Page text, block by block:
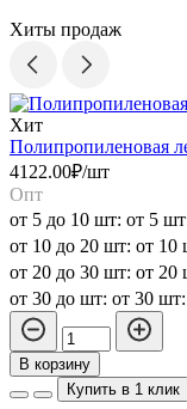
Хиты продаж
Хит
Полипропиленовая
4122.00₽/шт
Опт
от 5 до 10 шт: от 5
от 10 до 20 шт: от 10
от 20 до 30 шт: от 20
от 30 до шт: от 30 шт:
В корзину
Купить в 1 клик